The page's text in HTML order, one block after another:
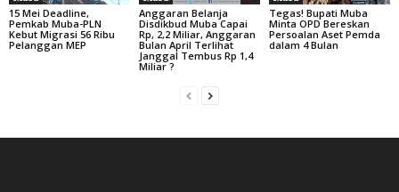
15 Mei Deadline,
Pemkab Muba-PLN
Kebut Migrasi 56 Ribu
Pelanggan MEP
Anggaran Belanja
Disdikbud Muba Capai
Rp, 2,2 Miliar, Anggaran
Bulan April Terlihat
Janggal Tembus Rp 1,4
Miliar ?
Tegas! Bupati Muba
Minta OPD Bereskan
Persoalan Aset Pemda
dalam 4 Bulan